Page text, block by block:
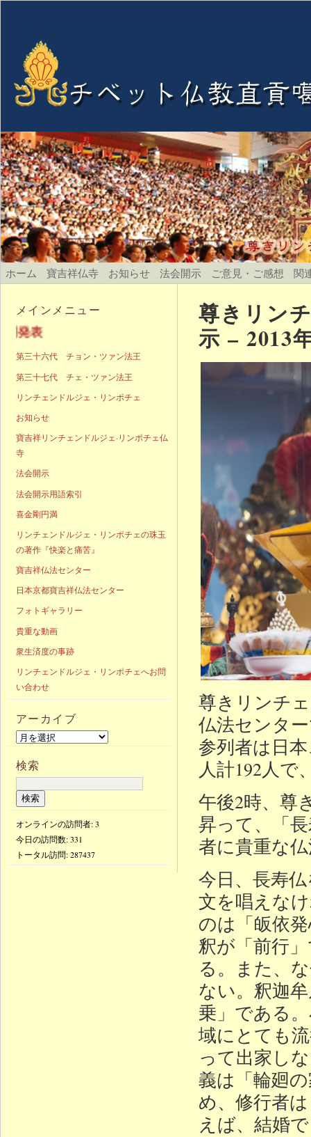
ホーム 寶吉祥仏寺 お知らせ 法会開示 ご意見・ご感想 関
尊きリン
示 – 2013
尊きリンチ
仏法センタ
参列者は日
人計192人で
午後2時、尊
昇って、「
者に貴重な
今日、長寿
文を唱えな
のは「皈依
釈が「前行
る。また、
ない。釈迦
乗」である
域にとても
って出家し
義は「輪廻
め、修行者
えば、結婚
メインメニュー
第三十六代 チョン・ツァン法王
第三十七代 チェ・ツァン法王
リンチェンドルジェ・リンポチェ
お知らせ
寶吉祥リンチェンドルジェ·リンポチェ仏
寺
法会開示
法会開示用語索引
喜金剛円満
リンチェンドルジェ・リンポチェの珠玉
の著作『快楽と痛苦』
寶吉祥仏法センター
日本京都寶吉祥仏法センター
フォトギャラリー
貴重な動画
衆生済度の事跡
リンチェンドルジェ・リンポチェへお問
い合わせ
アーカイブ
検索
オンラインの訪問者: 3
今日の訪問数:331
トータル訪問:287437